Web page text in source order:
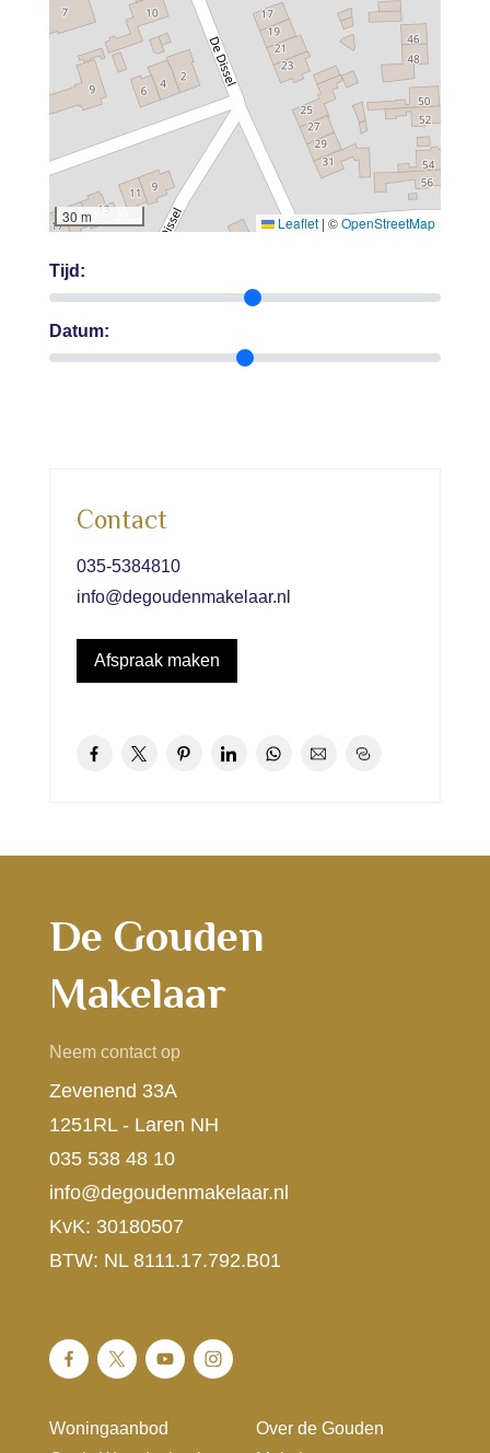
Contact
035-5384810
info@degoudenmakelaar.nl
Afspraak maken
30 m Leaflet | ©OpenStreetMap
Tijd:
Datum:
De Gouden
Makelaar
Neem contact op
Zevenend 33A
1251RL - Laren NH
035 538 48 10
info@degoudenmakelaar.nl
KvK: 30180507
BTW: NL 8111.17.792.B01
Woningaanbod
Over de Gouden